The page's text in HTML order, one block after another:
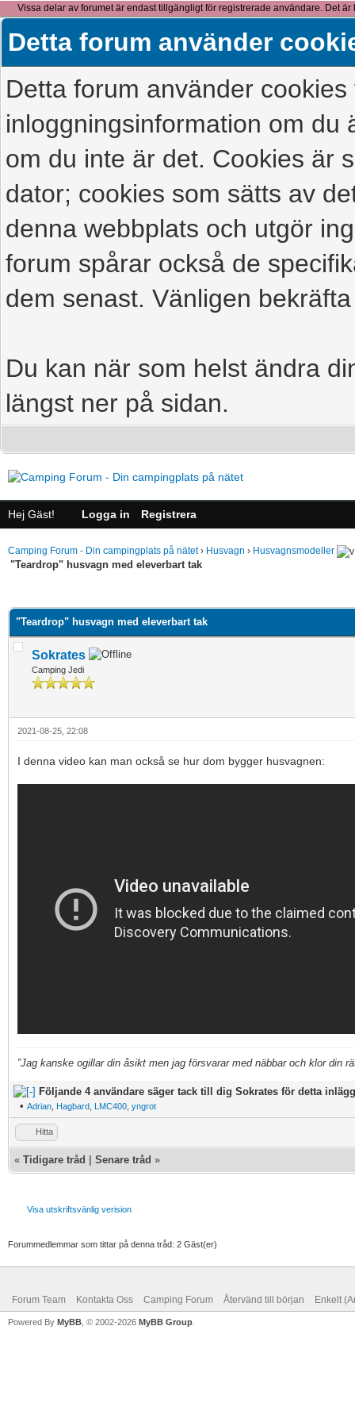
Vissa delar av forumet är endast tillgängligt för registrerade användare. Det
detta meddelande.
Detta forum använder
Detta forum använder
inloggningsinformation om du
om du inte är det. Cookies är
dator; cookies som sätts av
denna webbplats och utgör
forum spårar också de
dem senast. Vänligen
Du kan när som helst ändra
längst ner på sidan.
Hej Gäst! Logga in Registrera
Camping Forum - Din campingplats på nätet› Husvagn › Husvagnsmodeller
"Teardrop" husvagn med eleverbart tak
"Teardrop" husvagn med eleverbart tak
Sokrates
Camping Jedi
2021-08-25, 22:08
I denna video kan man också se hur dom bygger husvagnen:
”Jag kanske ogillar din åsikt men jag försvarar med näbbar och klor din
Följande 4 användare säger tack till dig Sokrates för detta
• Adrian Hagbard LMC400 yngrot
Hitta
« Tidigare tråd | Senare tråd »
Visa utskriftsvänlig verision
Forummedlemmar som tittar på denna tråd: 2 Gäst(er)
Forum Team Kontakta Oss Camping Forum Återvänd till början Enkelt
Powered By MyBB , © 2002-2026 MyBB Group